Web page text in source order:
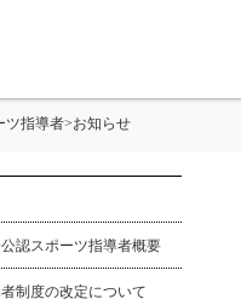
ツ指導者>お知らせ
認スポーツ指導者概要
制度の改定について